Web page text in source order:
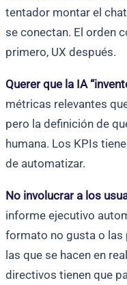
tentador montar el
se conectan. El orden
primero, UX después.
Querer que la IA
métricas relevantes
pero la definición de
humana. Los KPIs
de automatizar.
No involucrar a los
informe ejecutivo
formato no gusta o las
las que se hacen en
directivos tienen que